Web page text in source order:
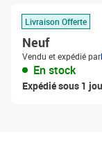
Livraison Offerte
Neuf
Vendu et expédié par
En stock
Expédié sous 1